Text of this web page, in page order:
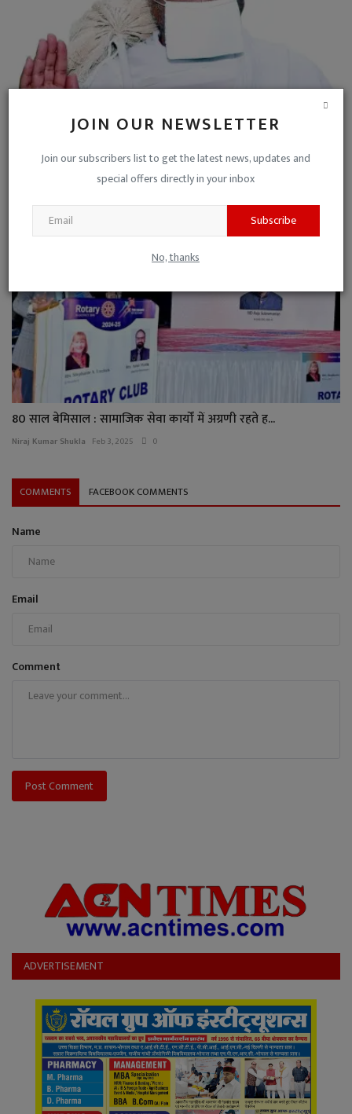
JOIN OUR NEWSLETTER
Join our subscribers list to get the latest news, updates and
special offers directly in your inbox
Subscribe
No, thanks
600 किलोमीटर का उग्र पैदल विहार कर प्रवर्तक श्री प्रकाश...
Apr 12, 2023 0
80 साल बेमिसाल : सामाजिक सेवा कार्यों में अग्रणी रहते ह...
Niraj Kumar Shukla Feb 3, 2025 0
COMMENTS FACEBOOK COMMENTS
Name
Email
Comment
Post Comment
ADVERTISEMENT